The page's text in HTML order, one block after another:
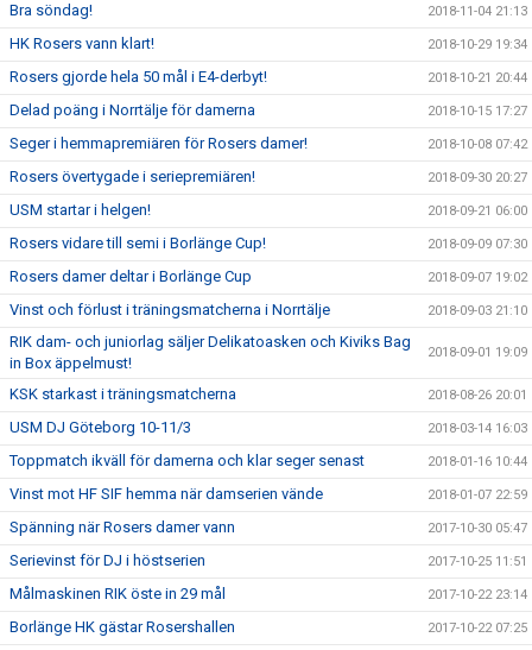
Bra söndag! 2018-11-04 21:13
HK Rosers vann klart! 2018-10-29 19:34
Rosers gjorde hela 50 mål i E4-derbyt! 2018-10-21 20:44
Delad poäng i Norrtälje för damerna 2018-10-15 17:27
Seger i hemmapremiären för Rosers damer! 2018-10-08 07:42
Rosers övertygade i seriepremiären! 2018-09-30 20:27
USM startar i helgen! 2018-09-21 06:00
Rosers vidare till semi i Borlänge Cup! 2018-09-09 07:30
Rosers damer deltar i Borlänge Cup 2018-09-07 19:02
Vinst och förlust i träningsmatcherna i Norrtälje 2018-09-03 21:10
RIK dam- och juniorlag säljer Delikatoasken och Kiviks Bag
in Box äppelmust!
2018-09-01 19:09
KSK starkast i träningsmatcherna 2018-08-26 20:01
USM DJ Göteborg 10-11/3 2018-03-14 16:03
Toppmatch ikväll för damerna och klar seger senast 2018-01-16 10:44
Vinst mot HF SIF hemma när damserien vände 2018-01-07 22:59
Spänning när Rosers damer vann 2017-10-30 05:47
Serievinst för DJ i höstserien 2017-10-25 11:51
Målmaskinen RIK öste in 29 mål 2017-10-22 23:14
Borlänge HK gästar Rosershallen 2017-10-22 07:25